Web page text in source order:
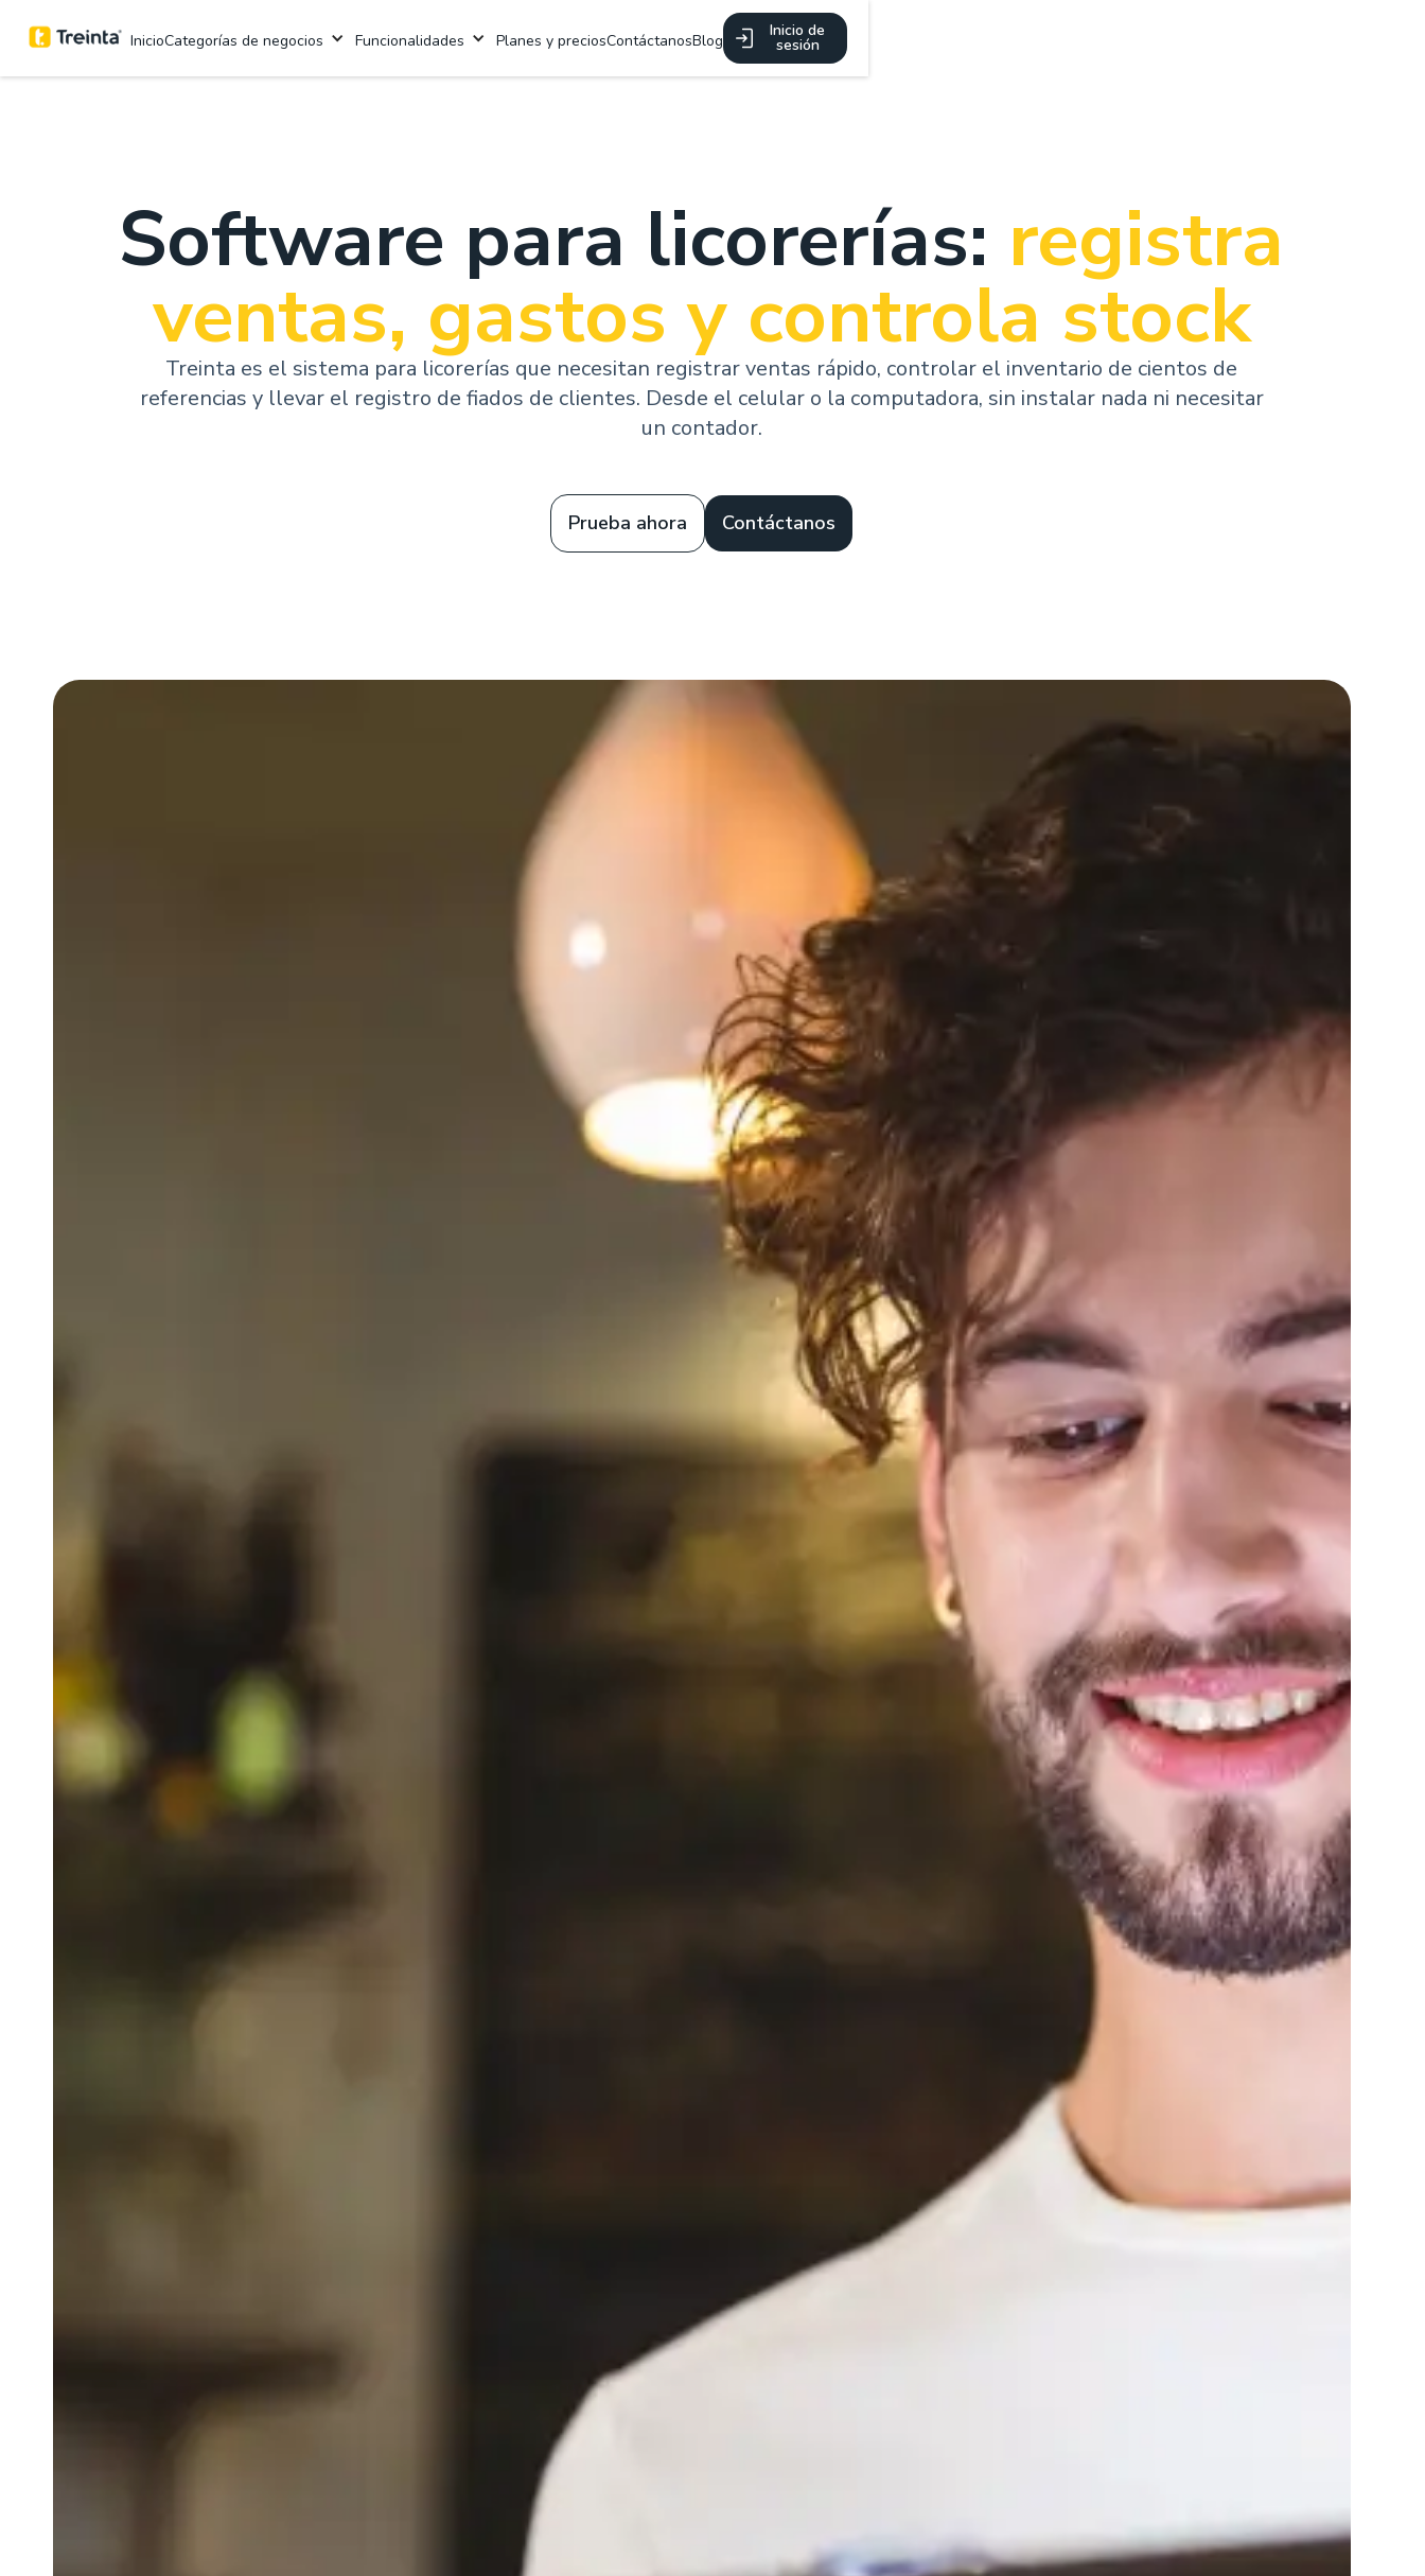
InicioCategorías de negocios Funcionalidades Planes y preciosContáctanosBlog
Inicio de
sesión
Software para licorerías: registra
ventas, gastos y controla stock
Treinta es el sistema para licorerías que necesitan registrar ventas rápido, controlar el inventario de cientos de
referencias y llevar el registro de fiados de clientes. Desde el celular o la computadora, sin instalar nada ni necesitar
un contador.
Prueba ahora Contáctanos